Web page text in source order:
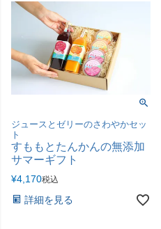
ジュースとゼリーのさわやかセッ
ト
すももとたんかんの無添加
サマーギフト
¥4,170税込
詳細を見る